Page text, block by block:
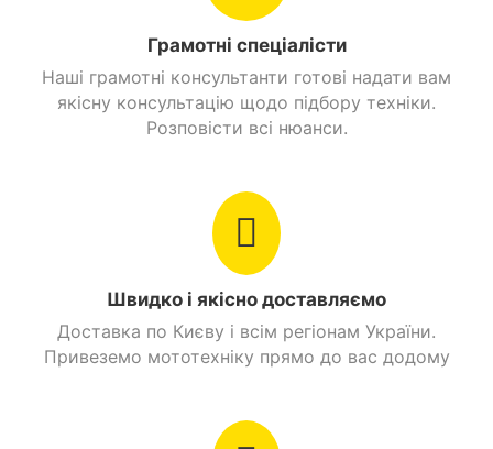
Дзеркала заднього виду.
Іміджеву оптику.
Електростартер і кікстартер.
Ергономічне повнорозмірне сидіння.
Грамотні спеціалісти
Наші грамотні консультанти готові надати вам
якісну консультацію щодо підбору техніки.
Розповісти всі нюанси.
Швидко і якісно доставляємо
Доставка по Києву і всім регіонам України.
Привеземо мототехніку прямо до вас додому